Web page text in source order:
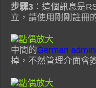
步驟3 ：這個訊息是
立，請使用剛剛註冊
中間的German
掉，不然管理介面會